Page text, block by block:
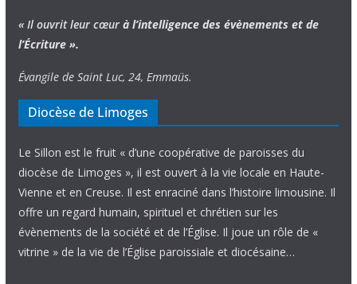
« Il ouvrit leur cœur à l’intelligence des évènements et de
l’Écriture ».
Évangile de Saint Luc, 24, Emmaüs.
Diocèse de Limoges
Le Sillon est le fruit « d’une coopérative de paroisses du
diocèse de Limoges », il est ouvert à la vie locale en Haute-
Vienne et en Creuse. Il est enraciné dans l’histoire limousine. Il
offre un regard humain, spirituel et chrétien sur les
évènements de la société et de l’Église. Il joue un rôle de «
vitrine » de la vie de l’Église paroissiale et diocésaine…